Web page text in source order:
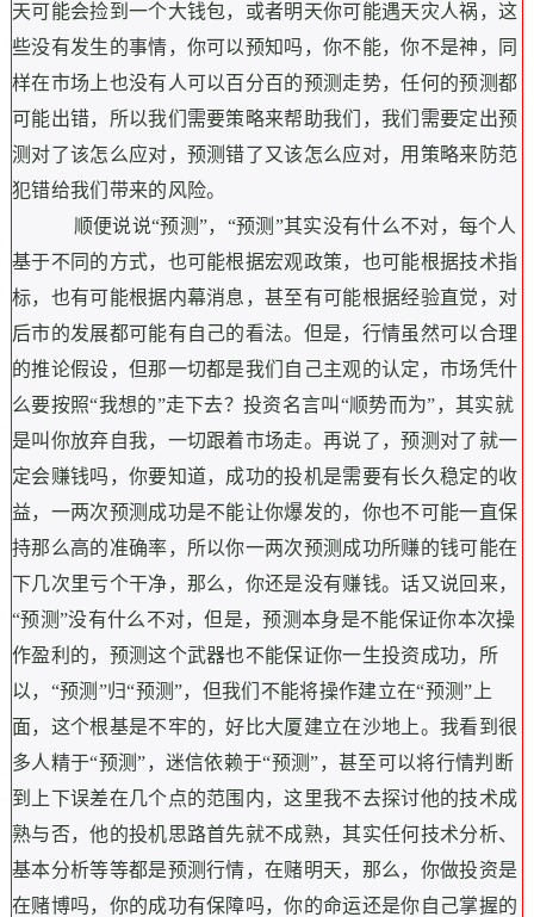
天可能会捡到一个大钱包，或者明天你可能遇天灾人祸，这
些没有发生的事情，你可以预知吗，你不能，你不是神，同
样在市场上也没有人可以百分百的预测走势，任何的预测都
可能出错，所以我们需要策略来帮助我们，我们需要定出预
测对了该怎么应对，预测错了又该怎么应对，用策略来防范
犯错给我们带来的风险。
顺便说说“预测”，“预测”其实没有什么不对，每个人
基于不同的方式，也可能根据宏观政策，也可能根据技术指
标，也有可能根据内幕消息，甚至有可能根据经验直觉， 对
后市的发展都可能有自己的看法。 但是，行情虽然可以合理
的推论假设，但那一切都是我们自己主观的认定， 市场凭什
么要按照“我想的”走下去？投资名言叫“顺势而为”，其实就
是叫你放弃自我，一切跟着市场走。再说了，预测对了就一
定会赚钱吗，你要知道， 成功的投机是需要有长久稳定的收
益，一两次预测成功是不能让你爆发的，你也不可能一直保
持那么高的准确率，所以你一两次预测成功所赚的钱可能在
下几次里亏个干净，那么，你还是没有赚钱。话又说回来，
“预测”没有什么不对，但是，预测本身是不能保证你本次操
作盈利的，预测这个武器也不能保证你一生投资成功，所
以，“预测”归“预测”，但我们不能将操作建立在“预测”上
面，这个根基是不牢的，好比大厦建立在沙地上。我看到很
多人精于“预测”，迷信依赖于“预测”，甚至可以将行情判断
到上下误差在几个点的范围内，这里我不去探讨他的技术成
熟与否，他的投机思路首先就不成熟，其实任何技术分析、
基本分析等等都是预测行情，在赌明天，那么，你做投资是
在赌博吗，你的成功有保障吗，你的命运还是你自己掌握的